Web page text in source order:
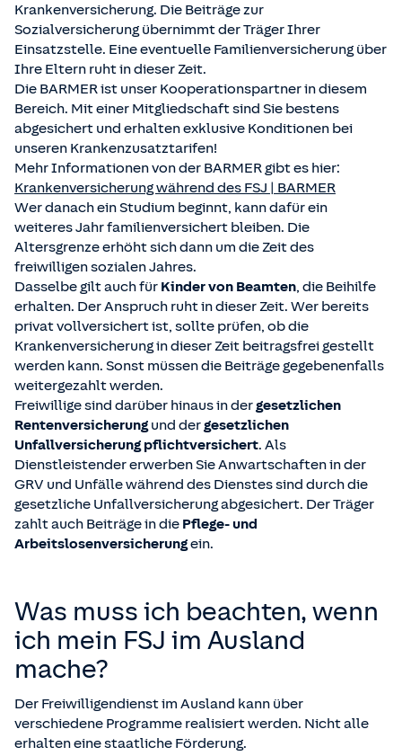
Krankenversicherung. Die Beiträge zur
Sozialversicherung übernimmt der Träger Ihrer
Einsatzstelle. Eine eventuelle Familienversicherung über
Ihre Eltern ruht in dieser Zeit.
Die BARMER ist unser Kooperationspartner in diesem
Bereich. Mit einer Mitgliedschaft sind Sie bestens
abgesichert und erhalten exklusive Konditionen bei
unseren Krankenzusatztarifen!
Mehr Informationen von der BARMER gibt es hier:
Krankenversicherung während des FSJ | BARMER
Wer danach ein Studium beginnt, kann dafür ein
weiteres Jahr familienversichert bleiben. Die
Altersgrenze erhöht sich dann um die Zeit des
freiwilligen sozialen Jahres.
Dasselbe gilt auch für Kinder von Beamten, die Beihilfe
erhalten. Der Anspruch ruht in dieser Zeit. Wer bereits
privat vollversichert ist, sollte prüfen, ob die
Krankenversicherung in dieser Zeit beitragsfrei gestellt
werden kann. Sonst müssen die Beiträge gegebenenfalls
weitergezahlt werden.
Freiwillige sind darüber hinaus in dergesetzlichen
Rentenversicherungund dergesetzlichen
Unfallversicherung pflichtversichert. Als
Dienstleistender erwerben Sie Anwartschaften in der
GRV und Unfälle während des Dienstes sind durch die
gesetzliche Unfallversicherung abgesichert. Der Träger
zahlt auch Beiträge in die Pflege- und
Arbeitslosenversicherungein.
Was muss ich beachten, wenn
ich mein FSJ im Ausland
mache?
Der Freiwilligendienst im Ausland kann über
verschiedene Programme realisiert werden. Nicht alle
erhalten eine staatliche Förderung.